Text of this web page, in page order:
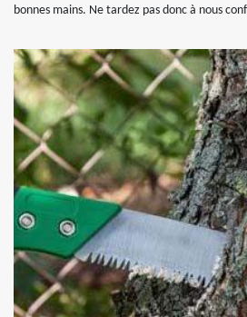
bonnes mains. Ne tardez pas donc à nous